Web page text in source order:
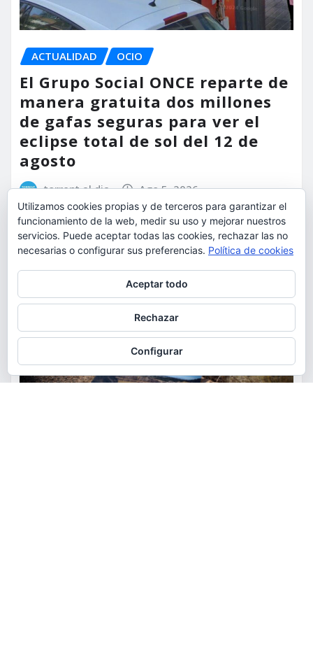
ACTUALIDAD OCIO
El Grupo Social ONCE reparte de
manera gratuita dos millones
de gafas seguras para ver el
eclipse total de sol del 12 de
agosto
torrent al dia Ago 5, 2026
Utilizamos cookies propias y de terceros para garantizar el
funcionamiento de la web, medir su uso y mejorar nuestros
servicios. Puede aceptar todas las cookies, rechazar las no
necesarias o configurar sus preferencias. Política de cookies
Aceptar todo
Rechazar
Configurar
Para obtener más información, incluido cómo gestionar las cookies,